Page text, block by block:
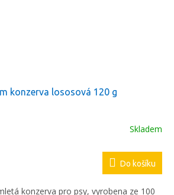
konzerva lososová 120 g
Skladem
Do košíku
konzerva pro psy, vyrobena ze 100